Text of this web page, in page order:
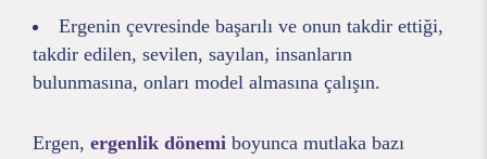
Ergenin çevresinde başarılı ve onun takdir ettiği,
takdir edilen, sevilen, sayılan, insanların
bulunmasına, onları model almasına çalışın.
Ergen, ergenlik dönemi boyunca mutlaka bazı